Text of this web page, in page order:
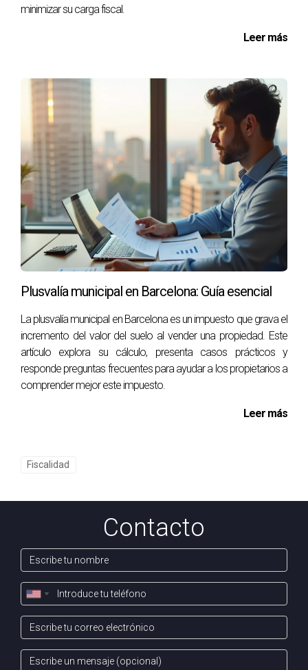
Olivella. Si tienes preguntas o necesitas asesoramiento
+34698625857. Estoy aquí para ayudarte a tomar
decisiones informadas y rentables respecto a tus
propiedades.
minimizar su carga fiscal.
Leer más
Plusvalía municipal en Barcelona: Guía esencial
La plusvalía municipal en Barcelona es un impuesto que grava el
incremento del valor del suelo al vender una propiedad. Este
artículo explora su cálculo, presenta casos prácticos y
responde preguntas frecuentes para ayudar a los propietarios a
comprender mejor este impuesto.
Leer más
Fiscalidad
Contacto